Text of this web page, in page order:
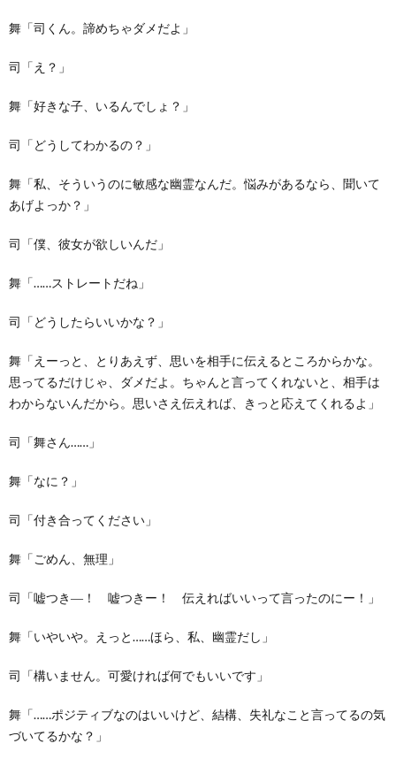
舞「司くん。諦めちゃダメだよ」
司「え？」
舞「好きな子、いるんでしょ？」
司「どうしてわかるの？」
舞「私、そういうのに敏感な幽霊なんだ。悩みがあるなら、聞いて
あげよっか？」
司「僕、彼女が欲しいんだ」
舞「……ストレートだね」
司「どうしたらいいかな？」
舞「えーっと、とりあえず、思いを相手に伝えるところからかな。
思ってるだけじゃ、ダメだよ。ちゃんと言ってくれないと、相手は
わからないんだから。思いさえ伝えれば、きっと応えてくれるよ」
司「舞さん……」
舞「なに？」
司「付き合ってください」
舞「ごめん、無理」
司「嘘つき―！ 嘘つきー！ 伝えればいいって言ったのにー！」
舞「いやいや。えっと……ほら、私、幽霊だし」
司「構いません。可愛ければ何でもいいです」
舞「……ポジティブなのはいいけど、結構、失礼なこと言ってるの気
づいてるかな？」